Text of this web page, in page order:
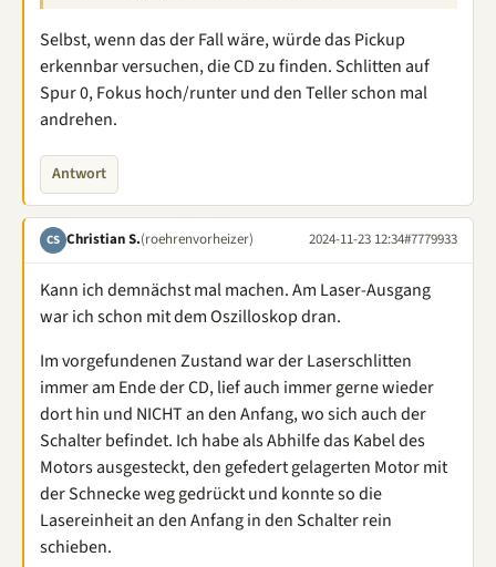
Selbst, wenn das der Fall wäre, würde das Pickup
erkennbar versuchen, die CD zu finden. Schlitten auf
Spur 0, Fokus hoch/runter und den Teller schon mal
andrehen.
Antwort
CS Christian S.(roehrenvorheizer) 2024-11-23 12:34#7779933
Kann ich demnächst mal machen. Am Laser-Ausgang
war ich schon mit dem Oszilloskop dran.
Im vorgefundenen Zustand war der Laserschlitten
immer am Ende der CD, lief auch immer gerne wieder
dort hin und NICHT an den Anfang, wo sich auch der
Schalter befindet. Ich habe als Abhilfe das Kabel des
Motors ausgesteckt, den gefedert gelagerten Motor mit
der Schnecke weg gedrückt und konnte so die
Lasereinheit an den Anfang in den Schalter rein
schieben.